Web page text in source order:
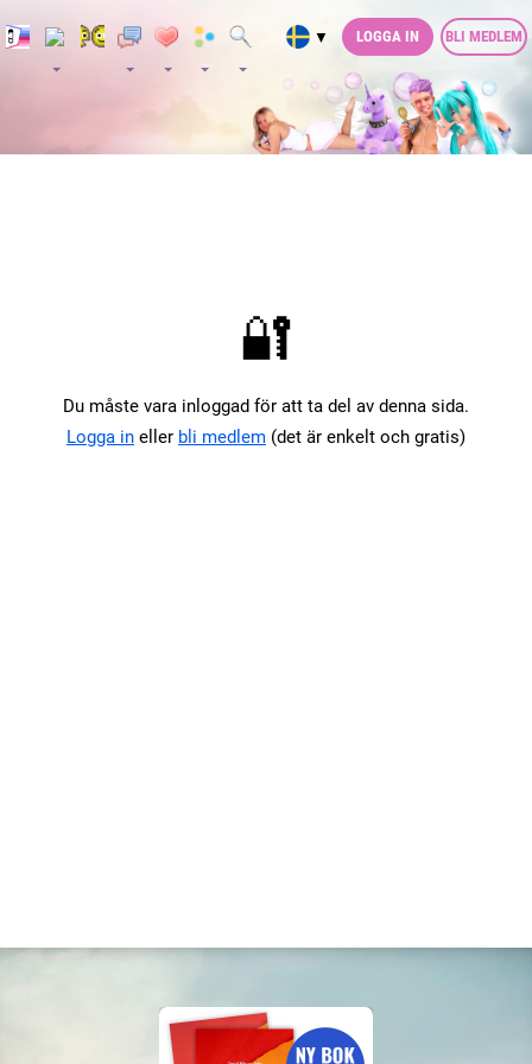
▼ LOGGA IN BLI MEDLEM
🔐
Du måste vara inloggad för att ta del av denna sida.
Logga in eller bli medlem (det är enkelt och gratis)